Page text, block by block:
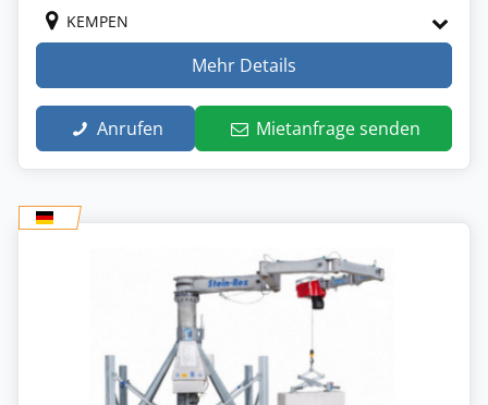
KEMPEN
Mehr Details
Anrufen Mietanfrage senden